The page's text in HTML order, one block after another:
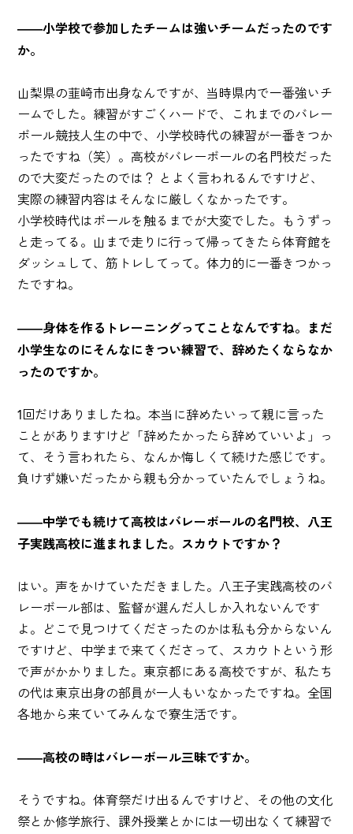
――小学校で参加したチームは強いチームだったのです
か。
山梨県の韮崎市出身なんですが、当時県内で一番強いチ
ームでした。練習がすごくハードで、これまでのバレー
ボール競技人生の中で、小学校時代の練習が一番きつか
ったですね（笑）。 高校がバレーボールの名門校だった
ので大変だったのでは？ とよく言われるんですけど、
実際の練習内容はそんなに厳しくなかったです。
小学校時代はボールを触るまでが大変でした。もうずっ
と走ってる。山まで走りに行って帰ってきたら体育館を
ダッシュして、筋トレしてって。体力的に一番きつかっ
たですね。
――身体を作るトレーニングってことなんですね。まだ
小学生なのにそんなにきつい練習で、辞めたくならなか
ったのですか。
1回だけありましたね。本当に辞めたいって親に言った
ことがありますけど「辞めたかったら辞めていいよ」っ
て、そう言われたら、なんか悔しくて続けた感じです。
負けず嫌いだったから親も分かっていたんでしょうね。
――中学でも続けて高校はバレーボールの名門校、八王
子実践高校に進まれました。スカウトですか？
はい。声をかけていただきました。八王子実践高校のバ
レーボール部は、監督が選んだ人しか入れないんです
よ。どこで見つけてくださったのかは私も分からないん
ですけど、中学まで来てくださって、スカウトという形
で声がかかりました。東京都にある高校ですが、私たち
の代は東京出身の部員が一人もいなかったですね。全国
各地から来ていてみんなで寮生活です。
――高校の時はバレーボール三昧ですか。
そうですね。体育祭だけ出るんですけど、その他の文化
祭とか修学旅行、課外授業とかには一切出なくて練習で